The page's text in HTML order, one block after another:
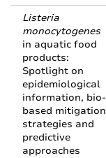
Listeria
monocytogenes
in aquatic food
products:
Spotlight on
epidemiological
information, bio-
based mitigation
strategies and
predictive
approaches